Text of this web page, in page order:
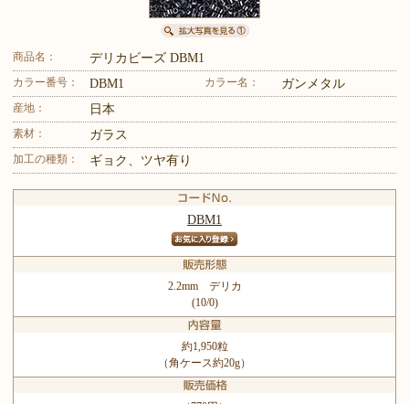
商品名： デリカビーズ DBM1
カラー番号： DBM1 カラー名： ガンメタル
産地： 日本
素材： ガラス
加工の種類： ギョク、ツヤ有り
DBM1
2.2mm デリカ
(10/0)
約1,950粒
（角ケース約20g）